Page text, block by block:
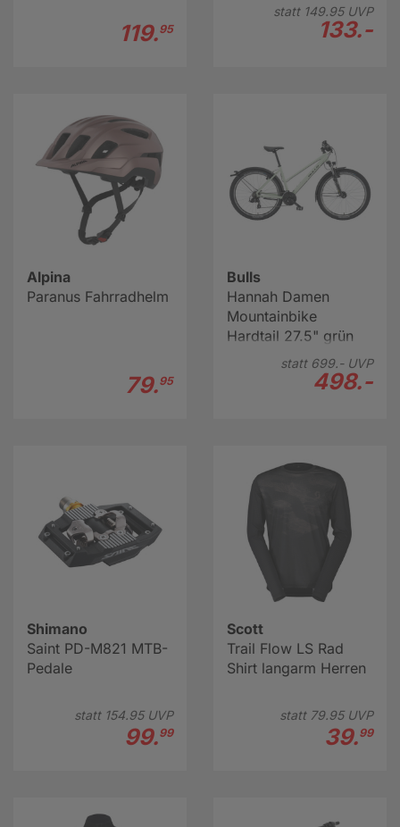
119.95
statt 149.95UVP
133.-
Alpina
Paranus Fahrradhelm
79.95
Bulls
Hannah Damen
Mountainbike
Hardtail 27.5" grün
statt 699.-UVP
498.-
Shimano
Saint PD-M821 MTB-
Pedale
statt 154.95UVP
99.99
Scott
Trail Flow LS Rad
Shirt langarm Herren
statt 79.95UVP
39.99